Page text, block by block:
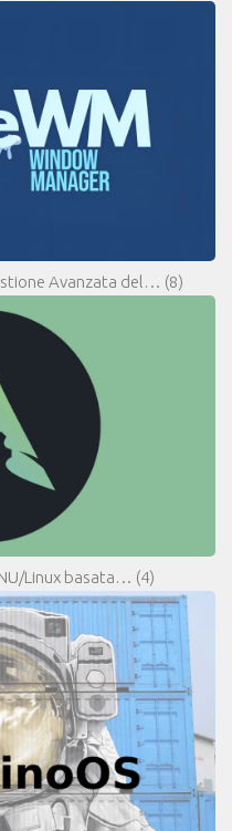
Avanzata del… (8)
Linux basata… (4)